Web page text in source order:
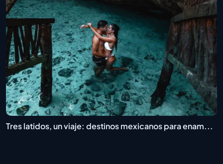
Tres latidos, un viaje: destinos mexicanos para enam...